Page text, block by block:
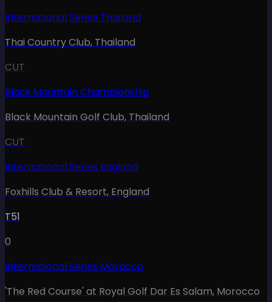
International Series Thailand
Thai Country Club, Thailand
CUT
Black Mountain Championship
Black Mountain Golf Club, Thailand
CUT
International Series England
Foxhills Club & Resort, England
T51
0
International Series Morocco
'The Red Course' at Royal Golf Dar Es Salam, Morocco